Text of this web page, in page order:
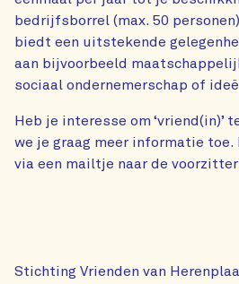
bedrijfsborrel (max. 50
biedt een uitstekende
aan bijvoorbeeld
sociaal ondernemerschap of
Heb je interesse om ‘vriend(in)’
we je graag meer informatie toe.
via een mailtje naar de
Stichting Vrienden van